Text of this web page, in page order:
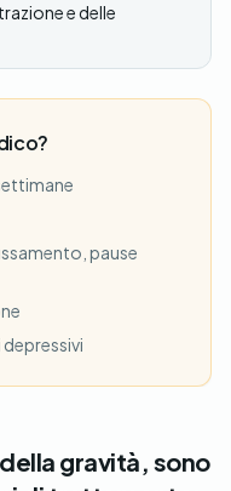
e delle
pause
gravità, sono